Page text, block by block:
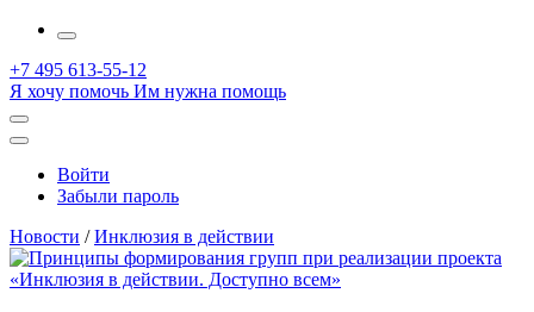
More
+7 495 613-55-12
Я хочу помочь Им нужна помощь
Открыть
поиск
Профиль
Войти
Забыли пароль
Новости /Инклюзия в действии